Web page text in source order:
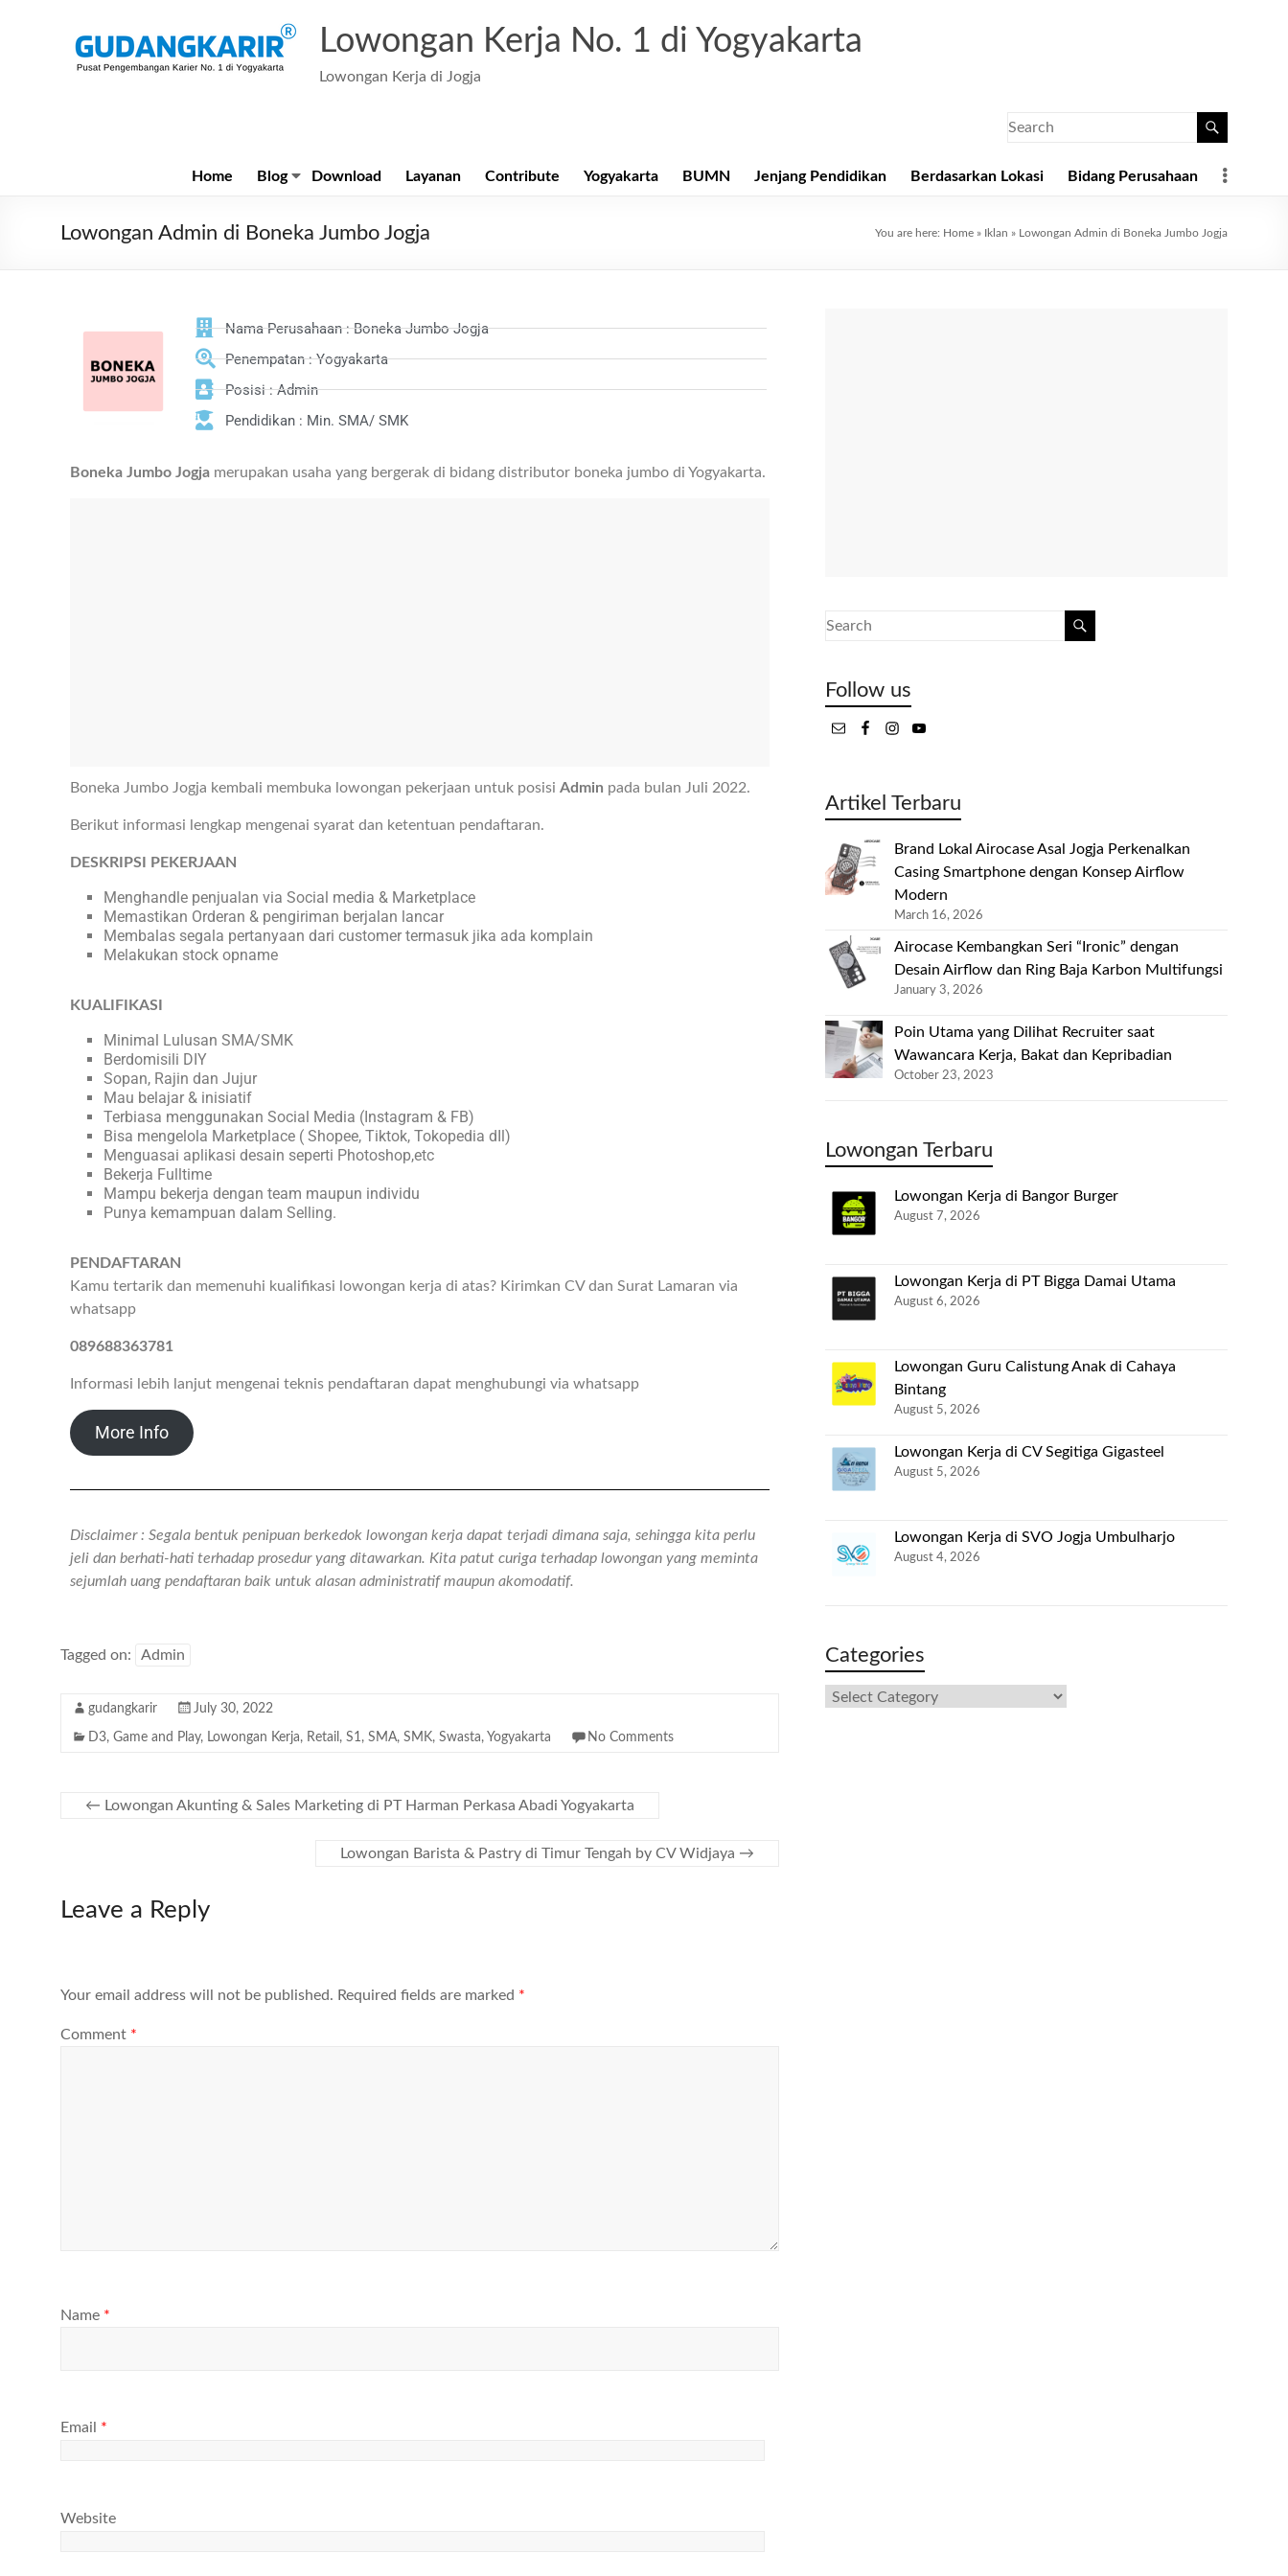
Lowongan Kerja No. 1 di Yogyakarta
Lowongan Kerja di Jogja
Home Blog Download Layanan Contribute Yogyakarta BUMN Jenjang Pendidikan Berdasarkan Lokasi Bidang Perusahaan
Lowongan Admin di Boneka Jumbo Jogja You are here: Home » Iklan » Lowongan Admin di Boneka Jumbo Jogja
Nama Perusahaan : Boneka Jumbo Jogja
Penempatan : Yogyakarta
Posisi : Admin
Pendidikan : Min. SMA/ SMK
Boneka Jumbo Jogja merupakan usaha yang bergerak di bidang distributor boneka jumbo di Yogyakarta.
Boneka Jumbo Jogja kembali membuka lowongan pekerjaan untuk posisi Admin pada bulan Juli 2022.
Berikut informasi lengkap mengenai syarat dan ketentuan pendaftaran.
DESKRIPSI PEKERJAAN
Menghandle penjualan via Social media & Marketplace
Memastikan Orderan & pengiriman berjalan lancar
Membalas segala pertanyaan dari customer termasuk jika ada komplain
Melakukan stock opname
KUALIFIKASI
Minimal Lulusan SMA/SMK
Berdomisili DIY
Sopan, Rajin dan Jujur
Mau belajar & inisiatif
Terbiasa menggunakan Social Media (Instagram & FB)
Bisa mengelola Marketplace ( Shopee, Tiktok, Tokopedia dIl)
Menguasai aplikasi desain seperti Photoshop,etc
Bekerja Fulltime
Mampu bekerja dengan team maupun individu
Punya kemampuan dalam Selling.
PENDAFTARAN
Kamu tertarik dan memenuhi kualifikasi lowongan kerja di atas? Kirimkan CV dan Surat Lamaran via
whatsapp
089688363781
Informasi lebih lanjut mengenai teknis pendaftaran dapat menghubungi via whatsapp
More Info
Disclaimer : Segala bentuk penipuan berkedok lowongan kerja dapat terjadi dimana saja, sehingga kita perlu
jeli dan berhati-hati terhadap prosedur yang ditawarkan. Kita patut curiga terhadap lowongan yang meminta
sejumlah uang pendaftaran baik untuk alasan administratif maupun akomodatif.
Tagged on: Admin
gudangkarir July 30, 2022
D3, Game and Play, Lowongan Kerja, Retail , S1, SMA, SMK, Swasta, Yogyakarta No Comments
← Lowongan Akunting & Sales Marketing di PT Harman Perkasa Abadi Yogyakarta
Lowongan Barista & Pastry di Timur Tengah by CV Widjaya →
Leave a Reply
Your email address will not be published. Required fields are marked *
Comment *
Name *
Email *
Website
Follow us
Artikel Terbaru
Brand Lokal Airocase Asal Jogja Perkenalkan
Casing Smartphone dengan Konsep Airflow
Modern
March 16, 2026
Airocase Kembangkan Seri “Ironic” dengan
Desain Airflow dan Ring Baja Karbon Multifungsi
January 3, 2026
Poin Utama yang Dilihat Recruiter saat
Wawancara Kerja, Bakat dan Kepribadian
October 23, 2023
Lowongan Terbaru
Lowongan Kerja di Bangor Burger
August 7, 2026
Lowongan Kerja di PT Bigga Damai Utama
August 6, 2026
Lowongan Guru Calistung Anak di Cahaya
Bintang
August 5, 2026
Lowongan Kerja di CV Segitiga Gigasteel
August 5, 2026
Lowongan Kerja di SVO Jogja Umbulharjo
August 4, 2026
Categories